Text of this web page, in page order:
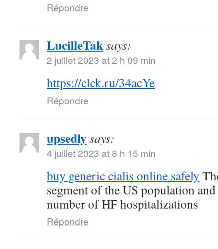
Répondre
LucilleTaksays:
2 juillet 2023 at 2 h 09 min
https://clck.ru/34acYe
Répondre
upsedlysays:
4 juillet 2023 at 8 h 15 min
buy generic cialis online safely
segment of the US population
number of HF hospitalizations
Répondre